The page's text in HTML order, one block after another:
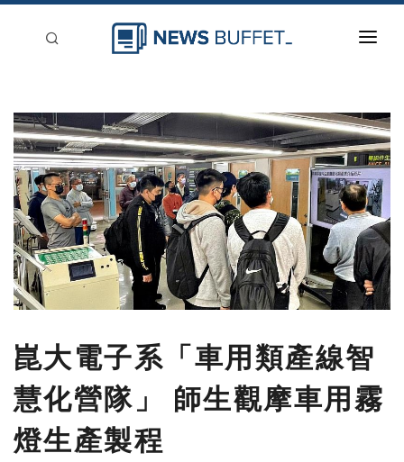
新聞稿分類
登入
刊登
崑大電子系「車用類產線智
慧化營隊」 師生觀摩車用霧
燈生產製程